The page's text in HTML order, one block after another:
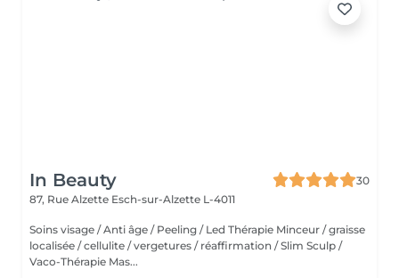
In Beauty
30
87, Rue Alzette Esch-sur-Alzette L-4011
Soins visage / Anti âge / Peeling / Led Thérapie Minceur / graisse
localisée / cellulite / vergetures / réaffirmation / Slim Sculp /
Vaco-Thérapie Mas...